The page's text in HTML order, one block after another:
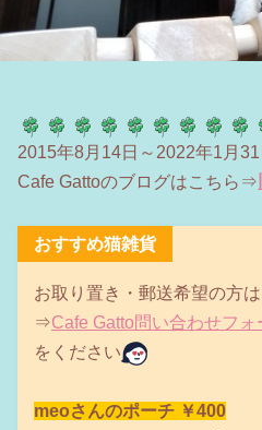
2015年8月14日～2022年1月
Cafe Gattoのブログはこちら⇒
おすすめ猫雑貨
お取り置き・郵送希望の方
⇒Cafe Gatto問い合わせフォ
をください
meoさんのポーチ ￥400